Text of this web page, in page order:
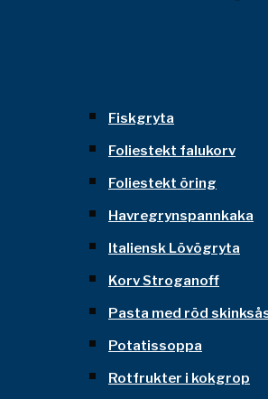
Fiskgryta
Foliestekt falukorv
Foliestekt öring
Havregrynspannkaka
Italiensk Lövögryta
Korv Stroganoff
Pasta med röd
Potatissoppa
Rotfrukter i kokgrop